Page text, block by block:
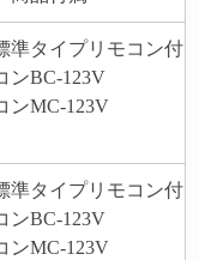
準タイプリモコン付
ンBC-123V
ンMC-123V
準タイプリモコン付
ンBC-123V
ンMC-123V